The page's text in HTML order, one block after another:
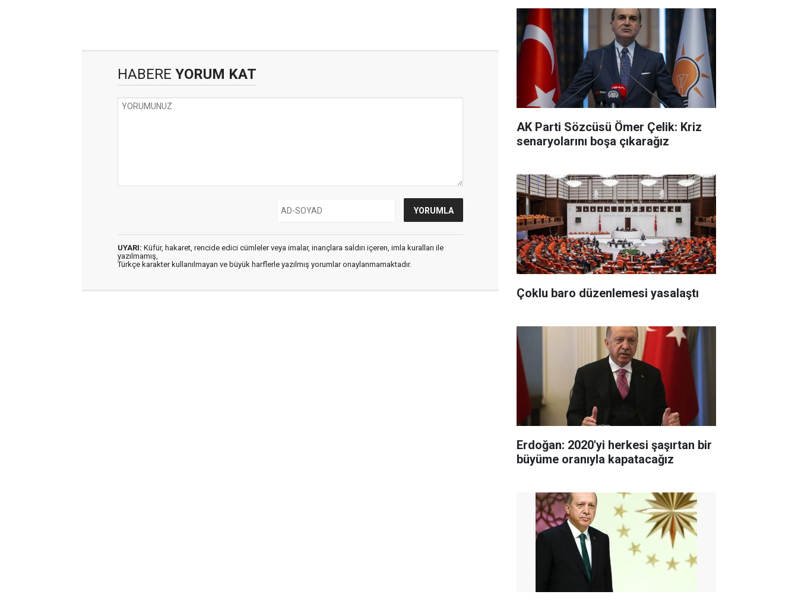
HABERE YORUM KAT
UYARI: Küfür, hakaret, rencide edici cümleler veya imalar, inançlara saldırı içeren, imla kuralları ile
yazılmamış,
Türkçe karakter kullanılmayan ve büyük harflerle yazılmış yorumlar onaylanmamaktadır.
AK Parti Sözcüsü Ömer Çelik: Kriz
senaryolarını boşa çıkarağız
Çoklu baro düzenlemesi yasalaştı
Erdoğan: 2020'yi herkesi şaşırtan bir
büyüme oranıyla kapatacağız